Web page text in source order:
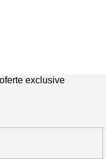
exclusive